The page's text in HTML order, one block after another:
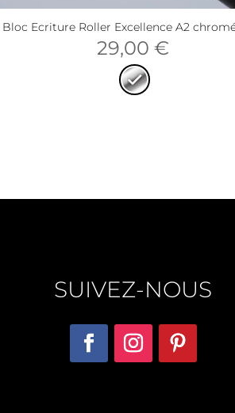
Bloc Ecriture Roller Excellence A2
29,00 €
SUIVEZ-NOUS